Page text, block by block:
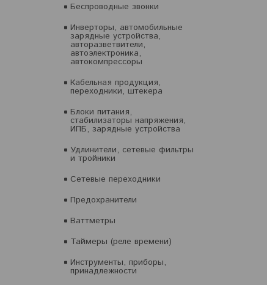
Беспроводные звонки
Инверторы, автомобильные
зарядные устройства,
авторазветвители,
автоэлектроника,
автокомпрессоры
Кабельная продукция,
переходники, штекера
Блоки питания,
стабилизаторы напряжения,
ИПБ, зарядные устройства
Удлинители, сетевые фильтры
и тройники
Сетевые переходники
Предохранители
Ваттметры
Таймеры (реле времени)
Инструменты, приборы,
принадлежности